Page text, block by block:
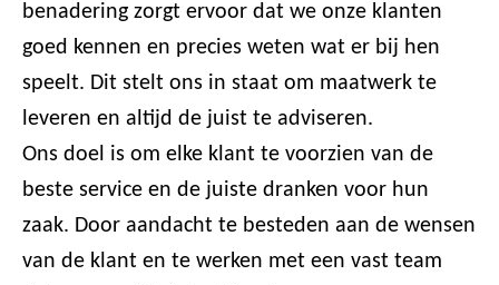
benadering zorgt ervoor dat we onze klanten
goed kennen en precies weten wat er bij hen
speelt. Dit stelt ons in staat om maatwerk te
leveren en altijd de juist te adviseren.
Ons doel is om elke klant te voorzien van de
beste service en de juiste dranken voor hun
zaak. Door aandacht te besteden aan de wensen
van de klant en te werken met een vast team